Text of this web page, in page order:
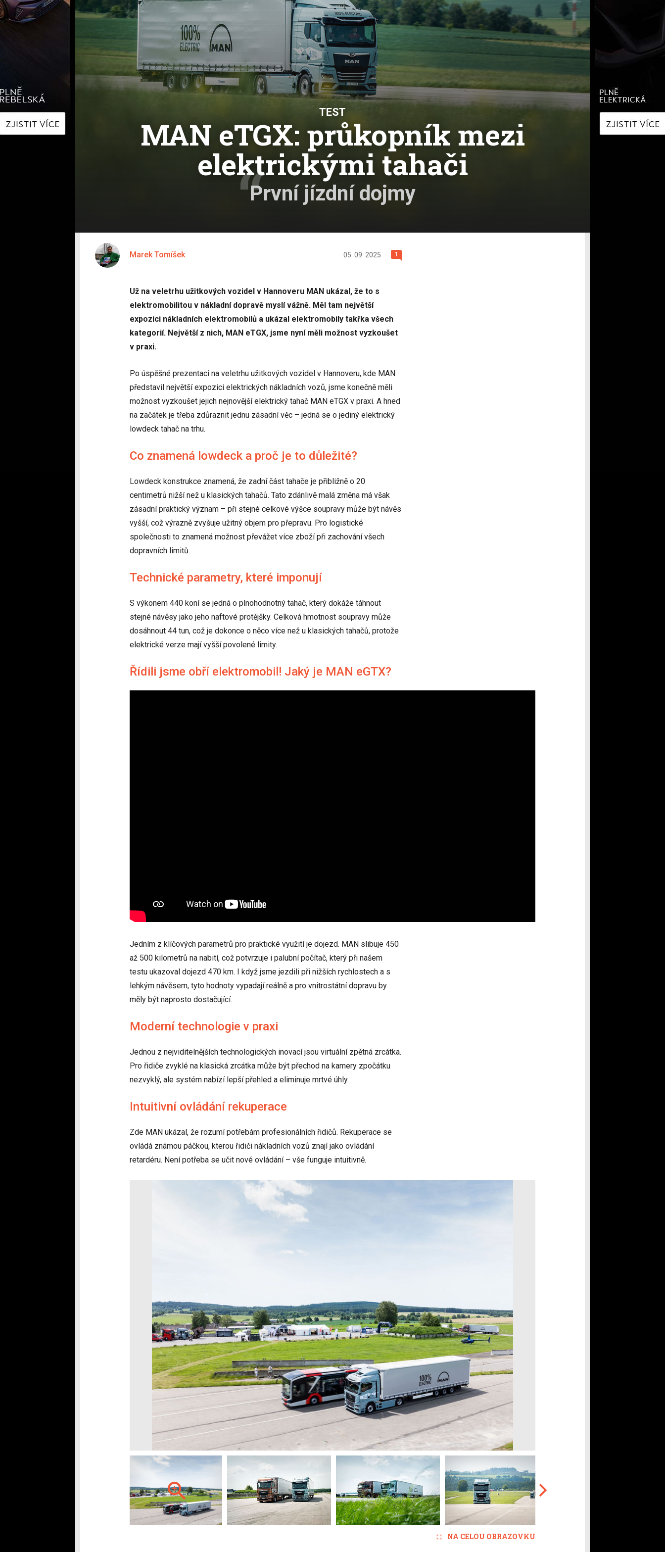
Hyundai
Kia
Peugeot
Renault
Škoda
Volkswagen
Ostatní
Hyundai
Lexus
Mercedes-Benz
Renault
Škoda
Toyota
Volkswagen
Volvo
Eco-Rally
Ostatní
Autonomní řízení
Carsharing
Systémy a technologie
Veřejná doprava
Nabíjení a nabíjecí
Redakční články
Ostatní
Zaostřeno na spotřebu
fNews
Nabíjíme elektromobil
Technologie v autech
Historie elektromobilů
TEST
MAN eTGX: průkopník mezi
elektrickými tahači
První jízdní dojmy
Marek Tomíšek 05. 09. 2025 1
Už na veletrhu užitkových vozidel v Hannoveru MAN ukázal, že to s
elektromobilitou v nákladní dopravě myslí vážně. Měl tam největší
expozici nákladních elektromobilů a ukázal elektromobily takřka všech
kategorií. Největší z nich, MAN eTGX, jsme nyní měli možnost vyzkoušet
v praxi.
Po úspěšné prezentaci na veletrhu užitkových vozidel v Hannoveru, kde MAN
představil největší expozici elektrických nákladních vozů, jsme konečně měli
možnost vyzkoušet jejich nejnovější elektrický tahač MAN eTGX v praxi. A hned
na začátek je třeba zdůraznit jednu zásadní věc – jedná se o jediný elektrický
lowdeck tahač na trhu.
Co znamená lowdeck a proč je to důležité?
Lowdeck konstrukce znamená, že zadní část tahače je přibližně o 20
centimetrů nižší než u klasických tahačů. Tato zdánlivě malá změna má však
zásadní praktický význam – při stejné celkové výšce soupravy může být návěs
vyšší, což výrazně zvyšuje užitný objem pro přepravu. Pro logistické
společnosti to znamená možnost převážet více zboží při zachování všech
dopravních limitů.
Technické parametry, které imponují
S výkonem 440 koní se jedná o plnohodnotný tahač, který dokáže táhnout
stejné návěsy jako jeho naftové protějšky. Celková hmotnost soupravy může
dosáhnout 44 tun, což je dokonce o něco více než u klasických tahačů, protože
elektrické verze mají vyšší povolené limity.
Řídili jsme obří elektromobil! Jaký je MAN eGTX?
Jedním z klíčových parametrů pro praktické využití je dojezd. MAN slibuje 450
až 500 kilometrů na nabití, což potvrzuje i palubní počítač, který při našem
testu ukazoval dojezd 470 km. I když jsme jezdili při nižších rychlostech a s
lehkým návěsem, tyto hodnoty vypadají reálně a pro vnitrostátní dopravu by
měly být naprosto dostačující.
Moderní technologie v praxi
Jednou z nejviditelnějších technologických inovací jsou virtuální zpětná zrcátka.
Pro řidiče zvyklé na klasická zrcátka může být přechod na kamery zpočátku
nezvyklý, ale systém nabízí lepší přehled a eliminuje mrtvé úhly.
Intuitivní ovládání rekuperace
Zde MAN ukázal, že rozumí potřebám profesionálních řidičů. Rekuperace se
ovládá známou páčkou, kterou řidiči nákladních vozů znají jako ovládání
retardéru. Není potřeba se učit nové ovládání – vše funguje intuitivně.
NA CELOU OBRAZOVKU